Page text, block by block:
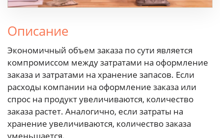
Описание
Экономичный объем заказа по сути является
компромиссом между затратами на оформление
заказа и затратами на хранение запасов. Если
расходы компании на оформление заказа или
спрос на продукт увеличиваются, количество
заказа растет. Аналогично, если затраты на
хранение увеличиваются, количество заказа